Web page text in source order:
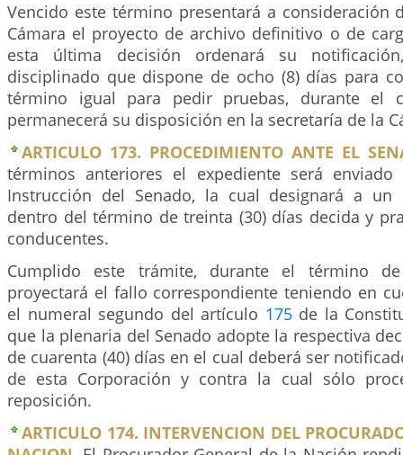
Vencido este término presentará a consideración
Cámara el proyecto de archivo definitivo o de
esta última decisión ordenará su
disciplinado que dispone de ocho (8) días para
término igual para pedir pruebas, durante el
permanecerá su disposición en la secretaría de la
ARTICULO 173. PROCEDIMIENTO ANTE EL
términos anteriores el expediente será
Instrucción del Senado, la cual designará a un
dentro del término de treinta (30) días decida y
conducentes.
Cumplido este trámite, durante el término
proyectará el fallo correspondiente teniendo en
el numeral segundo del artículo 175de la
que la plenaria del Senado adopte la respectiva
de cuarenta (40) días en el cual deberá ser
de esta Corporación y contra la cual sólo
reposición.
ARTICULO 174. INTERVENCION DEL